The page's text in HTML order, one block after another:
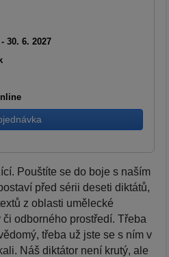
Pouštíte se do boje s naším
před sérii deseti diktátů,
z oblasti umělecké
či odborného prostředí. Třeba
třeba už jste se s ním v
Náš diktátor není krutý, ale
30. 6. 2027